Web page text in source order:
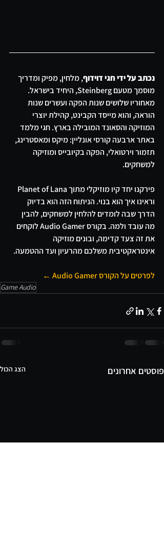
נכתב על ידי חגי דוידוף, מלחין, מפיק ומדריך
מוסמך מטעם Steinberg, היחיד בישראל.
מאחוריו שלושים שנות הפקה ועשרים שנות
הוראה, והוא מייסד הקבינט, קהילת יוצרי
המוזיקה והסאונד המובילה בארץ. חגי מלמד
באתר ארבעה קורסי אונליין: מיקס ומאסטרינג,
תזמור וירטואלי, הפקה בקיובייס ומוזיקה
למשחקים.
וראינו איך הוא בנוי. הניתוח הזה הוא בדיוק
הדרך שבה לומדים להלחין למשחקים, להבין
מה עובד ולמה. בקורס Audio Gamer לוקחים
את זה צעד קדימה, ובונים מוזיקה
אינטראקטיבית משלכם מהרעיון ועד ההטמעה.
לפרטים על הקורס Audio Gamer ←
Game Audio
פוסטים אחרונים הצג הכול